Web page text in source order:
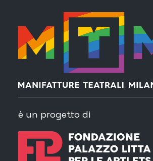
è un progetto di